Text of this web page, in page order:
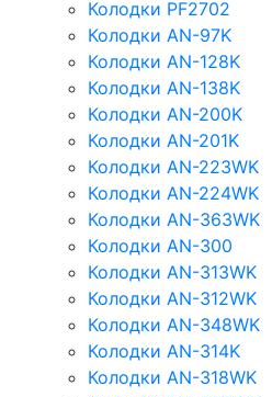
Колодки PF2702
Колодки AN-97K
Колодки AN-128K
Колодки AN-138K
Колодки AN-200K
Колодки AN-201K
Колодки AN-223WK
Колодки AN-224WK
Колодки AN-363WK
Колодки AN-300
Колодки AN-313WK
Колодки AN-312WK
Колодки AN-348WK
Колодки AN-314K
Колодки AN-318WK